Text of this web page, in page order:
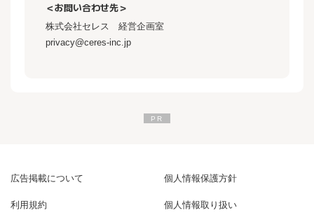
＜お問い合わせ先＞
株式会社セレス 経営企画室
privacy@ceres-inc.jp
広告掲載について 個人情報保護方針
利用規約 個人情報取り扱い